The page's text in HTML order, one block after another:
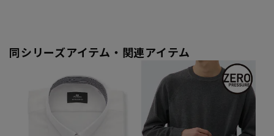
同シリーズアイテム・関連アイテム